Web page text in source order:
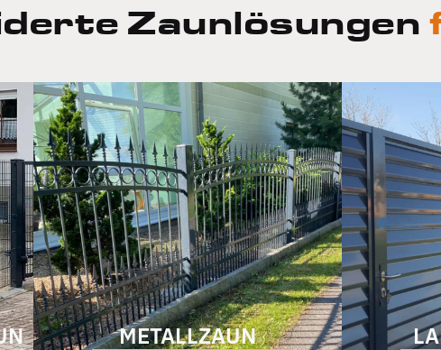
Zaunlösungen
METALLZAUN